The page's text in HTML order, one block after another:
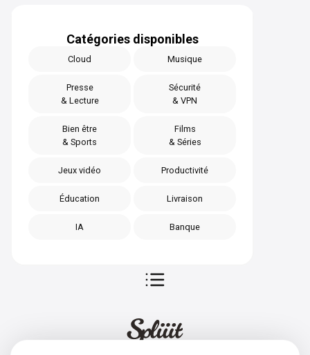
Catégories disponibles
Cloud Musique
Presse
& Lecture
Sécurité
& VPN
Bien être
& Sports
Films
& Séries
Jeux vidéo Productivité
Éducation Livraison
IA Banque